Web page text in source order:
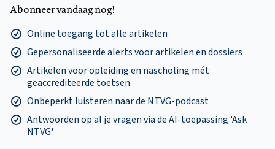
Abonneer vandaag nog!
Online toegang tot alle artikelen
Gepersonaliseerde alerts voor artikelen en dossiers
Artikelen voor opleiding en nascholing mét
geaccrediteerde toetsen
Onbeperkt luisteren naar de NTVG-podcast
Antwoorden op al je vragen via de AI-toepassing 'Ask
NTVG'